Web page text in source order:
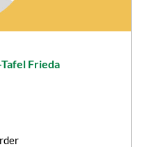
Frieda